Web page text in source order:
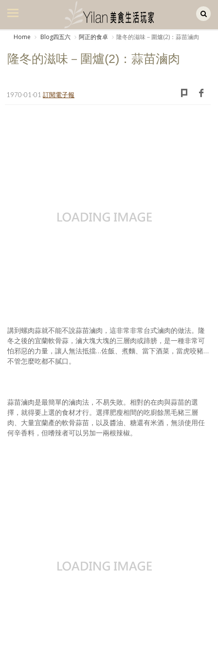
美食集
個人著作
活動實況記錄
訂閱電子報
Home Blog四五六 阿正的食卓 隆冬的滋味－圍爐(2)：蒜苗滷肉
隆冬的滋味－圍爐(2)：蒜苗滷肉
1970-01-01 訂閱電子報
講到螺肉蒜就不能不說蒜苗滷肉，這非常非常台式滷肉的做法。隆
冬之後的宜蘭軟骨蒜，滷大塊大塊的三層肉或蹄膀，是一種非常可
怕邪惡的力量，讓人無法抵擋…佐飯、煮麵、當下酒菜，當虎咬豬…
不管怎麼吃都不膩口。
蒜苗滷肉是最簡單的滷肉法，不易失敗。相對的在肉與蒜苗的選
擇，就得要上選的食材才行。選擇肥瘦相間的吃廚餘黑毛豬三層
肉、大量宜蘭產的軟骨蒜苗，以及醬油、糖還有米酒，無須使用任
何辛香料，但嗜辣者可以另加一兩根辣椒。